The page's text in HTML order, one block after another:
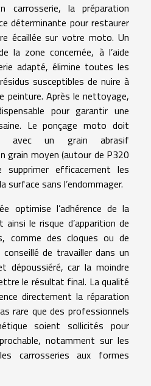
carrosserie, la préparation
déterminante pour restaurer
écaillée sur votre moto. Un
la zone concernée, à l’aide
adapté, élimine toutes les
susceptibles de nuire à
peinture. Après le nettoyage,
pour garantir une
Le ponçage moto doit
avec un grain abrasif
grain moyen (autour de P320
efficacement les
surface sans l’endommager.
optimise l’adhérence de la
le risque d’apparition de
comme des cloques ou de
de travailler dans un
dépoussiéré, car la moindre
le résultat final. La qualité
directement la réparation
rare que des professionnels
soient sollicités pour
notamment sur les
carrosseries aux formes